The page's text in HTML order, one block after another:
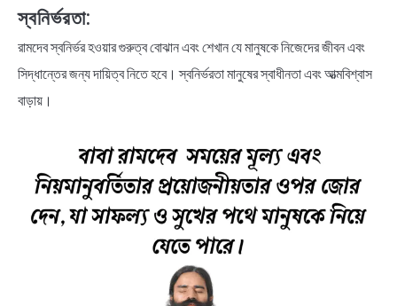
স্বনির্ভরতা:
রামদেব স্বনির্ভর হওয়ার গুরুত্ব বোঝান এবং শেখান যে মানুষকে নিজেদের জীবন এবং
সিদ্ধান্তের জন্য দায়িত্ব নিতে হবে। স্বনির্ভরতা মানুষের স্বাধীনতা এবং আত্মবিশ্বাস
বাড়ায়।